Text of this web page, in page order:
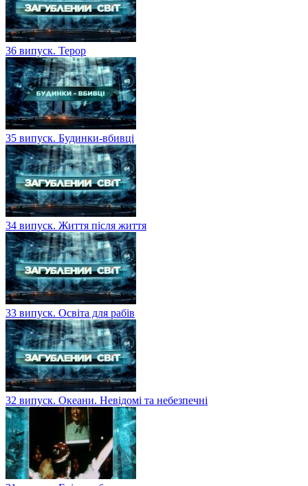
36 випуск. Терор
35 випуск. Будинки-вбивці
34 випуск. Життя після життя
33 випуск. Освіта для рабів
32 випуск. Океани. Невідомі та небезпечні